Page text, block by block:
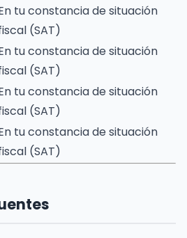
tu constancia de situación
(SAT)
tu constancia de situación
(SAT)
tu constancia de situación
(SAT)
tu constancia de situación
(SAT)